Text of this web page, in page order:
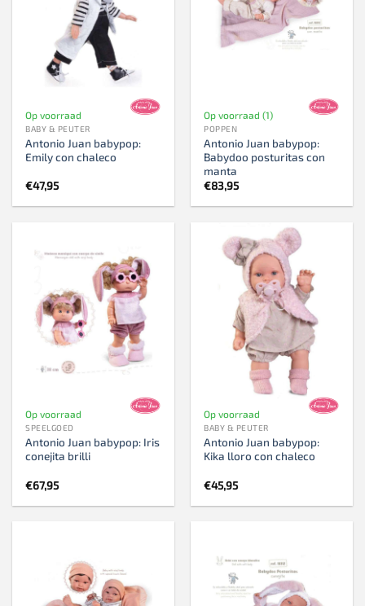
Op voorraad
BABY & PEUTER
Antonio Juan babypop:
Emily con chaleco
€47,95
Op voorraad (1)
POPPEN
Antonio Juan babypop:
Babydoo posturitas con
manta
€83,95
Op voorraad
SPEELGOED
Antonio Juan babypop: Iris
conejita brilli
€67,95
Op voorraad
BABY & PEUTER
Antonio Juan babypop:
Kika lloro con chaleco
€45,95